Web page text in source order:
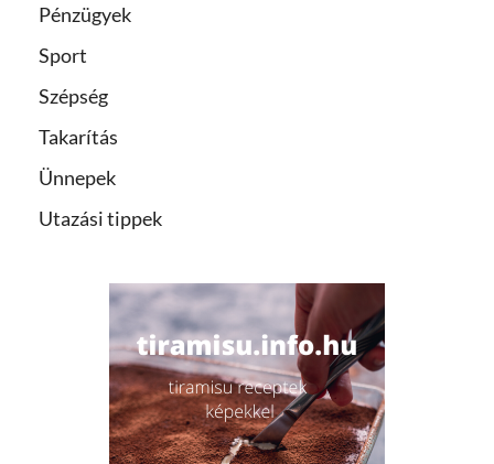
Pénzügyek
Sport
Szépség
Takarítás
Ünnepek
Utazási tippek